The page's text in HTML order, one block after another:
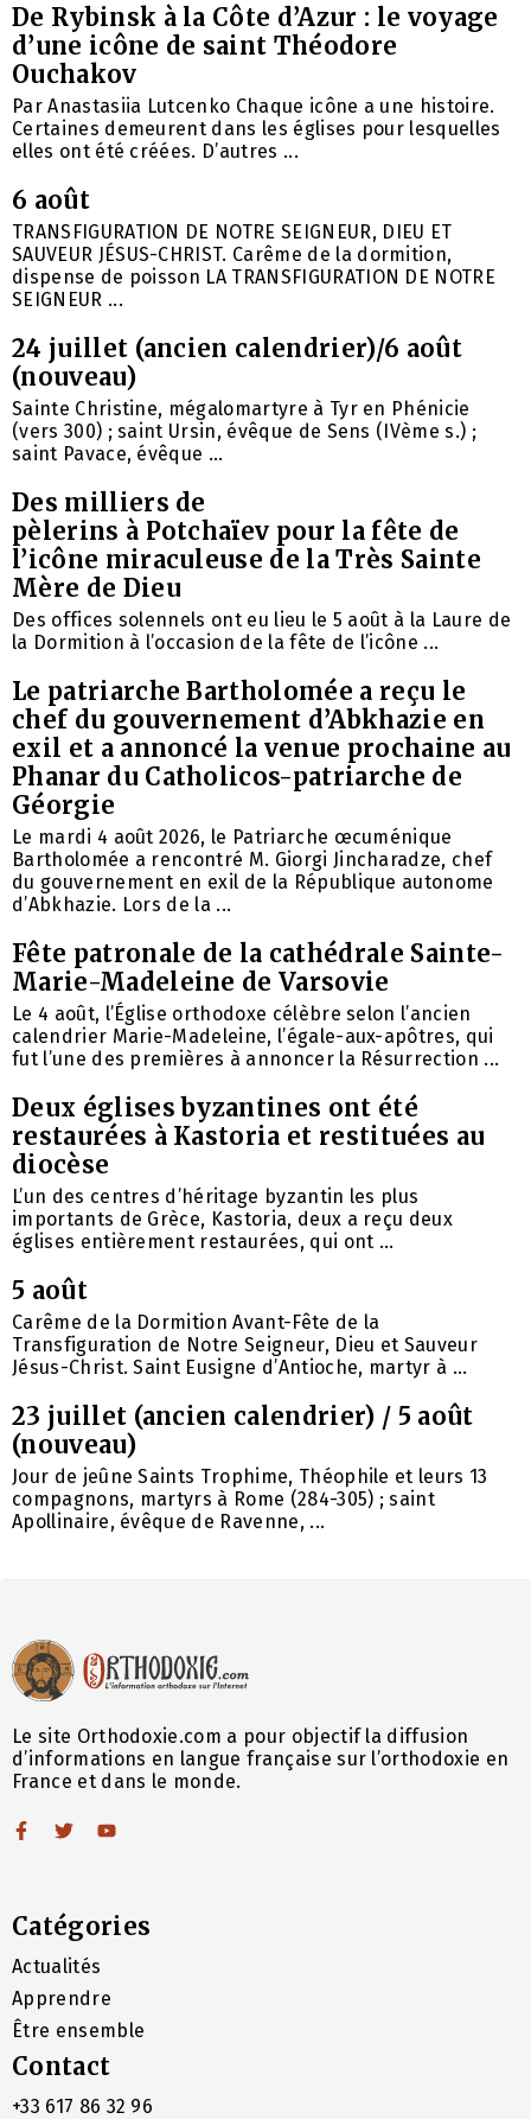
De Rybinsk à la Côte d’Azur : le voyage
d’une icône de saint Théodore
Ouchakov
Par Anastasiia Lutcenko Chaque icône a une histoire.
Certaines demeurent dans les églises pour lesquelles
elles ont été créées. D’autres ...
6 août
TRANSFIGURATION DE NOTRE SEIGNEUR, DIEU ET
SAUVEUR JÉSUS-CHRIST. Carême de la dormition,
dispense de poisson LA TRANSFIGURATION DE NOTRE
SEIGNEUR ...
24 juillet (ancien calendrier)/6 août
(nouveau)
Sainte Christine, mégalomartyre à Tyr en Phénicie
(vers 300) ; saint Ursin, évêque de Sens (IVème s.) ;
saint Pavace, évêque ...
Des milliers de
pèlerins à Potchaïev pour la fête de
l’icône miraculeuse de la Très Sainte
Mère de Dieu
Des offices solennels ont eu lieu le 5 août à la Laure de
la Dormition à l’occasion de la fête de l’icône ...
Le patriarche Bartholomée a reçu le
chef du gouvernement d’Abkhazie en
exil et a annoncé la venue prochaine au
Phanar du Catholicos-patriarche de
Géorgie
Le mardi 4 août 2026, le Patriarche œcuménique
Bartholomée a rencontré M. Giorgi Jincharadze, chef
du gouvernement en exil de la République autonome
d’Abkhazie. Lors de la ...
Fête patronale de la cathédrale Sainte-
Marie-Madeleine de Varsovie
Le 4 août, l’Église orthodoxe célèbre selon l’ancien
calendrier Marie-Madeleine, l’égale-aux-apôtres, qui
fut l’une des premières à annoncer la Résurrection ...
Deux églises byzantines ont été
restaurées à Kastoria et restituées au
diocèse
L’un des centres d’héritage byzantin les plus
importants de Grèce, Kastoria, deux a reçu deux
églises entièrement restaurées, qui ont ...
5 août
Carême de la Dormition Avant-Fête de la
Transfiguration de Notre Seigneur, Dieu et Sauveur
Jésus-Christ. Saint Eusigne d’Antioche, martyr à ...
23 juillet (ancien calendrier) / 5 août
(nouveau)
Jour de jeûne Saints Trophime, Théophile et leurs 13
compagnons, martyrs à Rome (284-305) ; saint
Apollinaire, évêque de Ravenne, ...
Le site Orthodoxie.com a pour objectif la diffusion
d’informations en langue française sur l’orthodoxie en
France et dans le monde.
Catégories
Actualités
Apprendre
Être ensemble
Contact
+33 617 86 32 96